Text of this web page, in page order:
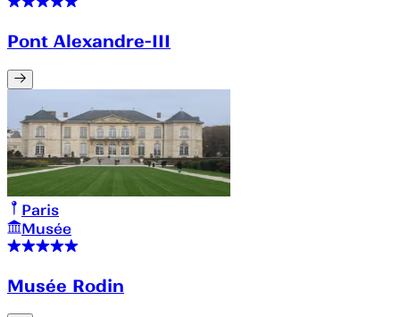
Pont Alexandre-III
Paris
Musée
Musée Rodin